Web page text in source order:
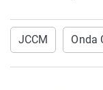
JCCM Onda